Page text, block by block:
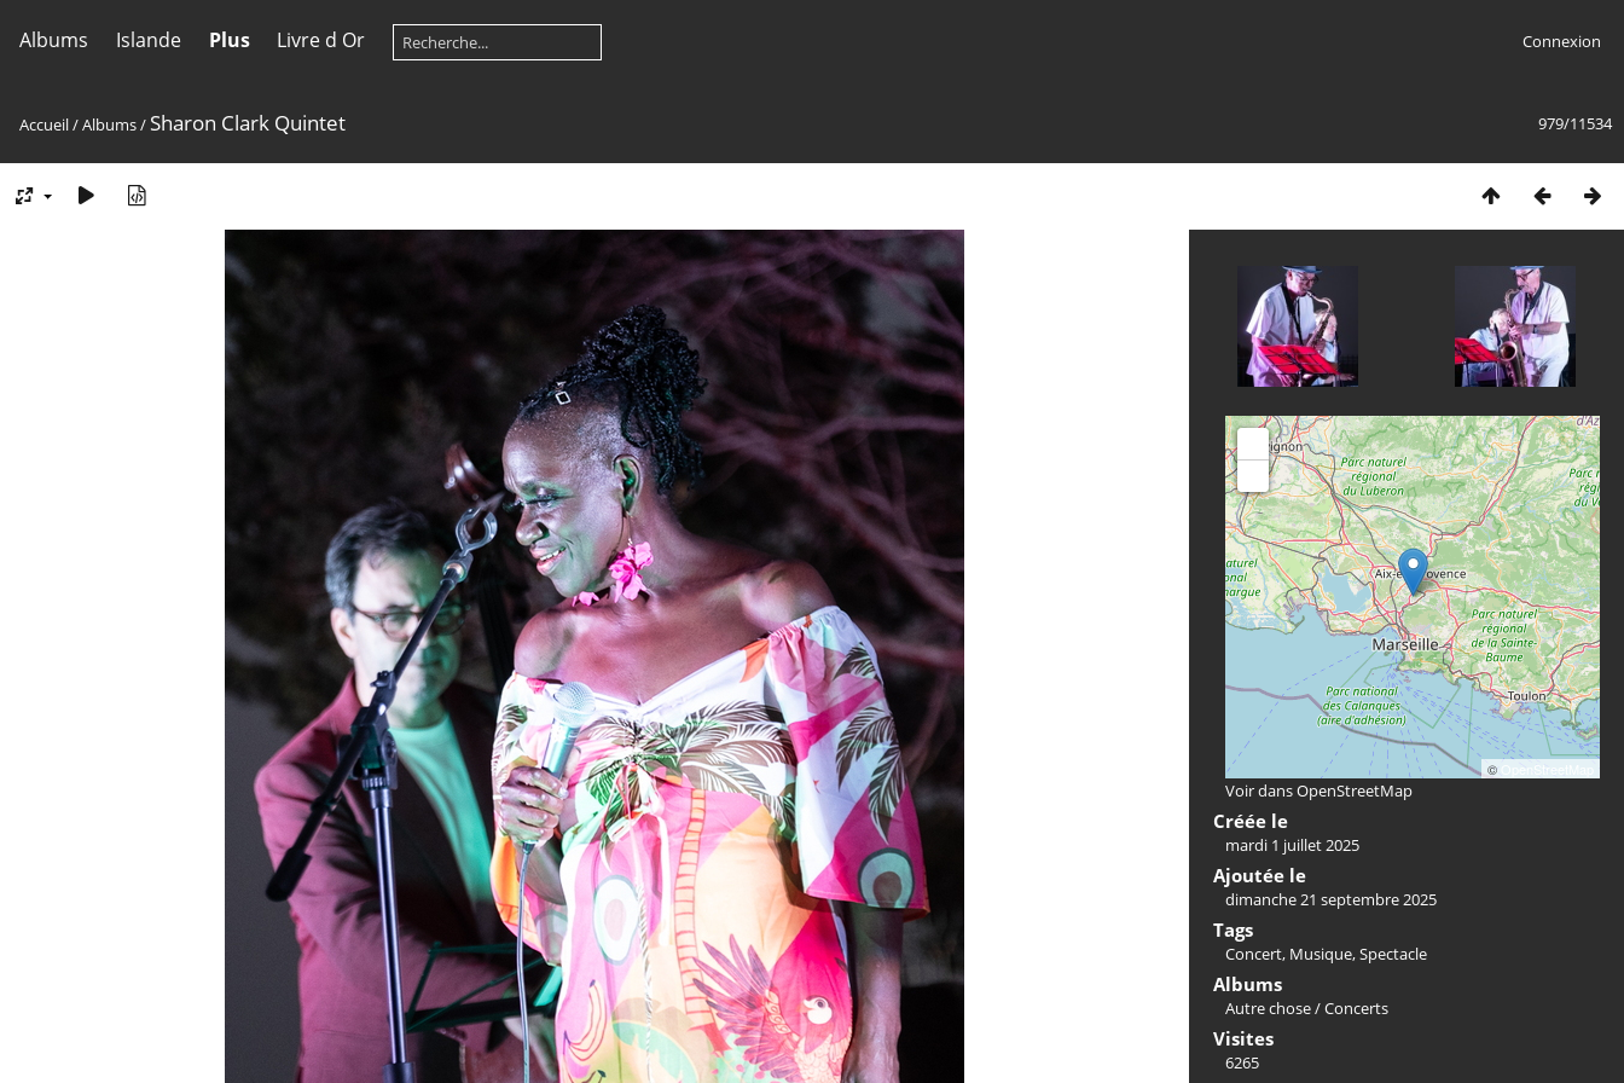
Albums Islande Plus Livre d Or Connexion
979/11534
Accueil/Albums/ Sharon Clark Quintet
© OpenStreetMap
Voir dans OpenStreetMap
Créée le
mardi 1 juillet 2025
Ajoutée le
dimanche 21 septembre 2025
Tags
Concert, Musique,Spectacle
Albums
Autre chose/Concerts
Visites
6265